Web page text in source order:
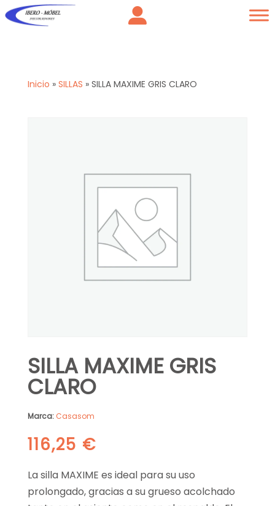
Inicio » SILLAS » SILLA MAXIME GRIS CLARO
SILLA MAXIME GRIS
CLARO
Marca: Casasom
116,25 €
La silla MAXIME es ideal para su uso
prolongado, gracias a su grueso acolchado